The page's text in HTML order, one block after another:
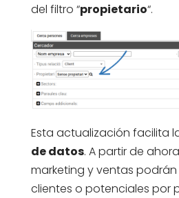
del filtro “propietario“.
Esta actualización facilita
de datos. A partir de
marketing y ventas
clientes o potenciales por